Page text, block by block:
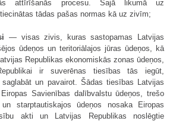
attīrīšanās procesu. Šajā likumā uz
tādas pašas normas kā uz zivīm;
— visas zivis, kuras sastopamas Latvijas
ūdeņos un teritoriālajos jūras ūdeņos, kā
Republikas ekonomiskās zonas ūdeņos,
ir suverēnas tiesības tās iegūt,
un pavairot. Šādas tiesības Latvijas
Savienības dalībvalstu ūdeņos, trešo
starptautiskajos ūdeņos nosaka Eiropas
akti un Latvijas Republikas noslēgtie